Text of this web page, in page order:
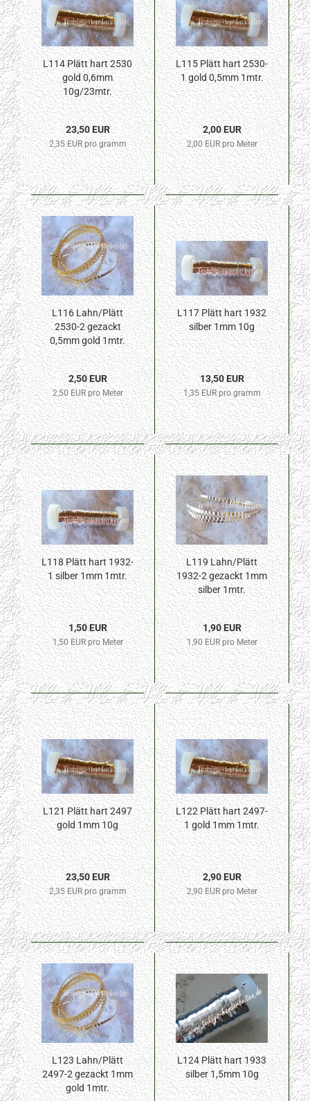
L114 Plätt hart 2530
gold 0,6mm
10g/23mtr.
23,50 EUR
2,35 EUR pro gramm
L115 Plätt hart 2530-
1 gold 0,5mm 1mtr.
2,00 EUR
2,00 EUR pro Meter
L116 Lahn/Plätt
2530-2 gezackt
0,5mm gold 1mtr.
2,50 EUR
2,50 EUR pro Meter
L117 Plätt hart 1932
silber 1mm 10g
13,50 EUR
1,35 EUR pro gramm
L118 Plätt hart 1932-
1 silber 1mm 1mtr.
1,50 EUR
1,50 EUR pro Meter
L119 Lahn/Plätt
1932-2 gezackt 1mm
silber 1mtr.
1,90 EUR
1,90 EUR pro Meter
L121 Plätt hart 2497
gold 1mm 10g
23,50 EUR
2,35 EUR pro gramm
L122 Plätt hart 2497-
1 gold 1mm 1mtr.
2,90 EUR
2,90 EUR pro Meter
L123 Lahn/Plätt
2497-2 gezackt 1mm
gold 1mtr.
L124 Plätt hart 1933
silber 1,5mm 10g